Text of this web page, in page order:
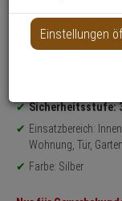
Datenblatt
Weitere
Set,
Sicherheitsstufe:
Einsatzbereich:
Wohnung, Tür,
Farbe: Silber
Einstellungen